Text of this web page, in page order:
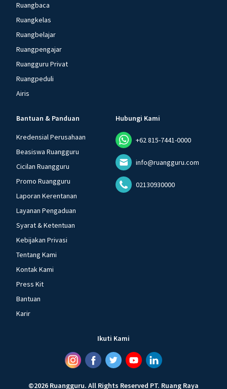
Ruangbaca
Ruangkelas
Ruangbelajar
Ruangpengajar
Ruangguru Privat
Ruangpeduli
Airis
Bantuan & Panduan
Kredensial Perusahaan
Beasiswa Ruangguru
Cicilan Ruangguru
Promo Ruangguru
Laporan Kerentanan
Layanan Pengaduan
Syarat & Ketentuan
Kebijakan Privasi
Tentang Kami
Kontak Kami
Press Kit
Bantuan
Karir
Hubungi Kami
+62 815-7441-0000
info@ruangguru.com
02130930000
Ikuti Kami
©2026 Ruangguru. All Rights Reserved PT. Ruang Raya